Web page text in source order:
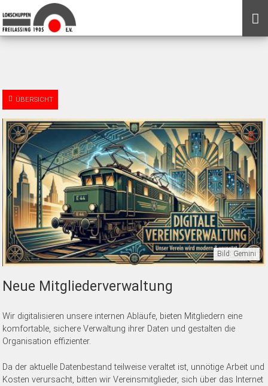
ÜBERSICHT
Bild: Gemini
Neue Mitgliederverwaltung
Wir digitalisieren unsere internen Abläufe, bieten Mitgliedern eine
komfortable, sichere Verwaltung ihrer Daten und gestalten die
Organisation effizienter.
Da der aktuelle Datenbestand teilweise veraltet ist, unnötige Arbeit und
Kosten verursacht, bitten wir Vereinsmitglieder, sich über das Internet